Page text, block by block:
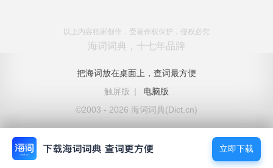
以上内容独家创作，受著作权保护，侵权必究
海词词典，十七年品牌
把海词放在桌面上，查词最方便
触屏版
|
电脑版
©2003 - 2026 海词词典(Dict.cn)
立即下载
立即下载